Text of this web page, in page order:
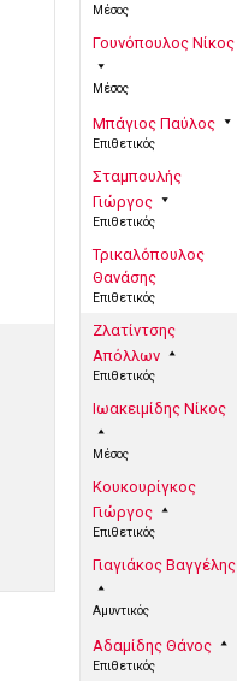
Μέσος
Γουνόπουλος Νίκος
Μέσος
Μπάγιος Παύλος
Επιθετικός
Σταμπουλής
Γιώργος
Επιθετικός
Τρικαλόπουλος
Θανάσης
Επιθετικός
Ζλατίντσης
Απόλλων
Επιθετικός
Ιωακειμίδης Νίκος
Μέσος
Κουκουρίγκος
Γιώργος
Επιθετικός
Γιαγιάκος Βαγγέλης
Αμυντικός
Αδαμίδης Θάνος
Επιθετικός